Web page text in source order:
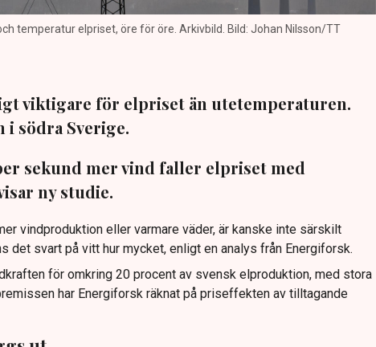
temperatur elpriset, öre för öre. Arkivbild. Bild: Johan Nilsson/TT
viktigare för elpriset än utetemperaturen.
i södra Sverige.
sekund mer vind faller elpriset med
ny studie.
vindproduktion eller varmare väder, är kanske inte särskilt
det svart på vitt hur mycket, enligt en analys från Energiforsk.
för omkring 20 procent av svensk elproduktion, med stora
har Energiforsk räknat på priseffekten av tilltagande